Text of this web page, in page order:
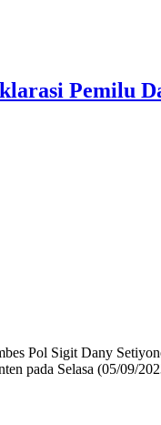
Pemilu
Pol Sigit Dany
pada Selasa (05/09/